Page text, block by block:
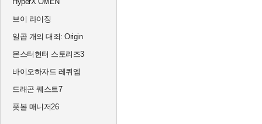
브이 라이징
일곱 개의 대죄: Origin
몬스터헌터 스토리즈3
바이오하자드 레퀴엠
드래곤 퀘스트7
풋볼 매니저26